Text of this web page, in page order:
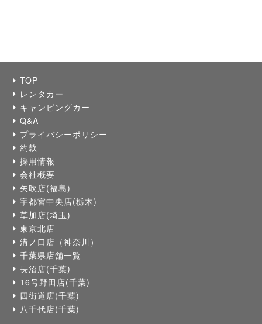
TOP
レンタカー
キャンピングカー
Q&A
プライバシーポリシー
約款
採用情報
会社概要
矢吹店(福島)
宇都宮中央店(栃木)
草加店(埼玉)
東京北店
溝ノ口店（神奈川）
千葉県店舗一覧
長沼店(千葉)
16号野田店(千葉)
四街道店(千葉)
八千代店(千葉)